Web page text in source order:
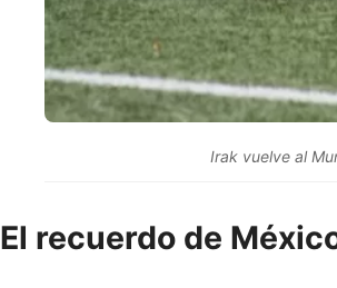
Irak vuelve al
El recuerdo de